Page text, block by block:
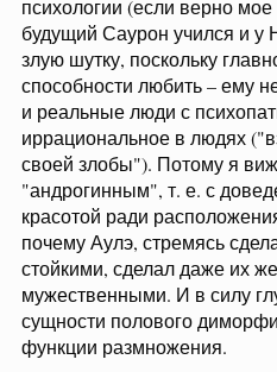
психологии (если верно
будущий Саурон учился и
злую шутку, поскольку
способности любить – ему
и реальные люди с
иррациональное в людях
своей злобы"). Потому я
"андрогинным", т. е. с
красотой ради
почему Аулэ, стремясь
стойкими, сделал даже их
мужественными. И в силу
сущности полового
функции размножения.